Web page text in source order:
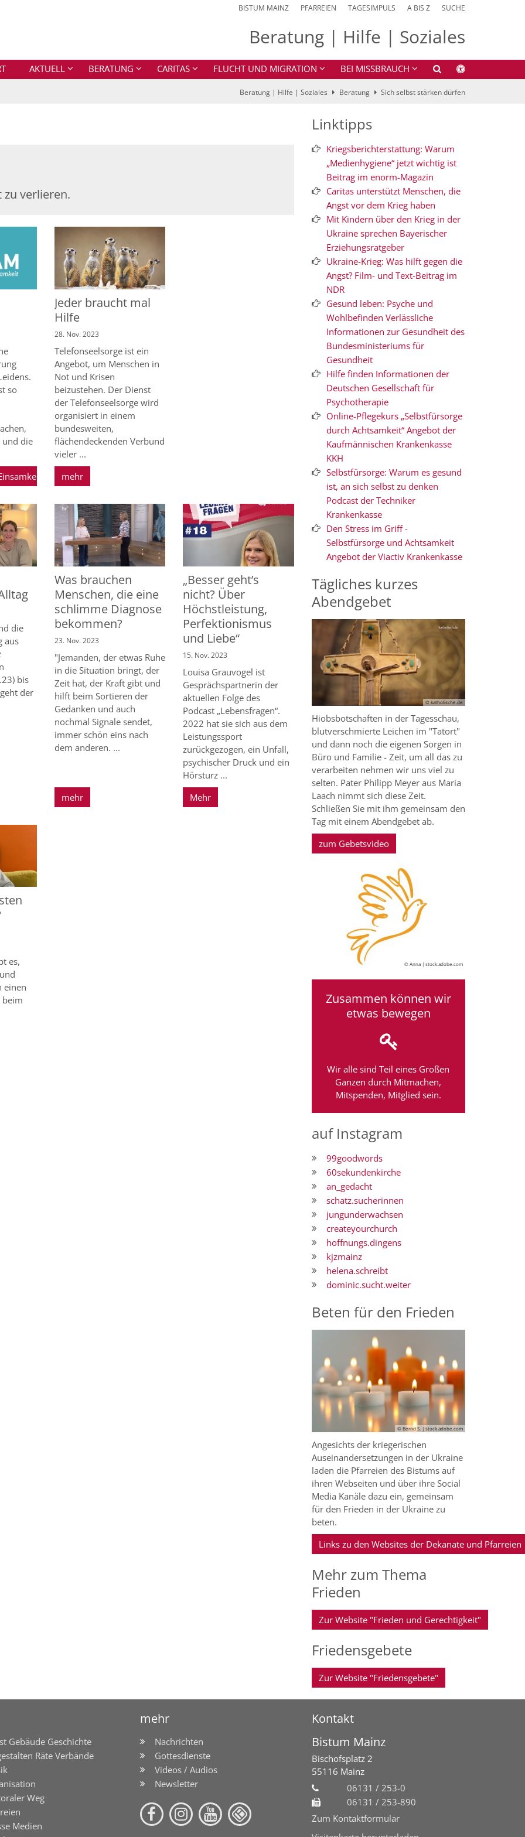
BISTUM MAINZ PFARREIEN TAGESIMPULS A BIS Z SUCHE
Beratung | Hilfe | Soziales
AKTUELL BERATUNG CARITAS FLUCHT UND MIGRATION BEI MISSBRAUCH
Beratung | Hilfe | Soziales Beratung Sich selbst stärken dürfen
verlieren.
so
und die
Jeder braucht mal
Hilfe
28. Nov. 2023
Telefonseelsorge ist ein
Angebot, um Menschen in
Not und Krisen
beizustehen. Der Dienst
der Telefonseelsorge wird
organisiert in einem
bundesweiten,
flächendeckenden Verbund
vieler ...
mehr
die
aus
bis
der
Was brauchen
Menschen, die eine
schlimme Diagnose
bekommen?
23. Nov. 2023
"Jemanden, der etwas Ruhe
in die Situation bringt, der
Zeit hat, der Kraft gibt und
hilft beim Sortieren der
Gedanken und auch
nochmal Signale sendet,
immer schön eins nach
dem anderen. ...
mehr
„Besser geht’s
nicht? Über
Höchstleistung,
Perfektionismus
und Liebe“
15. Nov. 2023
Louisa Grauvogel ist
Gesprächspartnerin der
aktuellen Folge des
Podcast „Lebensfragen“.
2022 hat sie sich aus dem
Leistungssport
zurückgezogen, ein Unfall,
psychischer Druck und ein
Hörsturz ...
Mehr
es,
einen
beim
Linktipps
Kriegsberichterstattung: Warum
„Medienhygiene“ jetzt wichtig ist
Beitrag im enorm-Magazin
Caritas unterstützt Menschen, die
Angst vor dem Krieg haben
Mit Kindern über den Krieg in der
Ukraine sprechen Bayerischer
Erziehungsratgeber
Ukraine-Krieg: Was hilft gegen die
Angst? Film- und Text-Beitrag im
NDR
Gesund leben: Psyche und
Wohlbefinden Verlässliche
Informationen zur Gesundheit des
Bundesministeriums für
Gesundheit
Hilfe finden Informationen der
Deutschen Gesellschaft für
Psychotherapie
Online-Pflegekurs „Selbstfürsorge
durch Achtsamkeit“ Angebot der
Kaufmännischen Krankenkasse
KKH
Selbstfürsorge: Warum es gesund
ist, an sich selbst zu denken
Podcast der Techniker
Krankenkasse
Den Stress im Griff -
Selbstfürsorge und Achtsamkeit
Angebot der Viactiv Krankenkasse
Tägliches kurzes
Abendgebet
© katholische.de
Hiobsbotschaften in der Tagesschau,
blutverschmierte Leichen im "Tatort"
und dann noch die eigenen Sorgen in
Büro und Familie - Zeit, um all das zu
verarbeiten nehmen wir uns viel zu
selten. Pater Philipp Meyer aus Maria
Laach nimmt sich diese Zeit.
Schließen Sie mit ihm gemeinsam den
Tag mit einem Abendgebet ab.
zum Gebetsvideo
© Anna | stock.adobe.com
Zusammen können wir
etwas bewegen
Wir alle sind Teil eines Großen
Ganzen durch Mitmachen,
Mitspenden, Mitglied sein.
auf Instagram
99goodwords
60sekundenkirche
an_gedacht
schatz.sucherinnen
jungunderwachsen
createyourchurch
hoffnungs.dingens
kjzmainz
helena.schreibt
dominic.sucht.weiter
Beten für den Frieden
© Bernd S. | stock.adobe.com
Angesichts der kriegerischen
Auseinandersetzungen in der Ukraine
laden die Pfarreien des Bistums auf
ihren Webseiten und über ihre Social
Media Kanäle dazu ein, gemeinsam
für den Frieden in der Ukraine zu
beten.
Links zu den Websites der Dekanate und Pfarreien
Mehr zum Thema
Frieden
Zur Website "Frieden und Gerechtigkeit"
Friedensgebete
Zur Website "Friedensgebete"
mehr Kontakt
Gebäude Geschichte
Räte Verbände
Weg
Medien
Nachrichten
Gottesdienste
Videos / Audios
Newsletter
Bistum Mainz
Bischofsplatz 2
55116 Mainz
06131 / 253-0
06131 / 253-890
Zum Kontaktformular